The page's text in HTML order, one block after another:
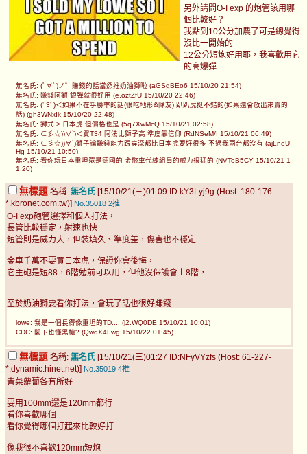
另外請問O-I exp 的炮管該用哪
個比較好？
我點到10公分加農了可是總覺得
沒比一開始的
12公分短炮好用耶，我喜歡用它
的高爆彈
無名氏: (ﾟ∀ﾟ)ノ゛賺錢的話當然推奶油獅啦 (aGSgBEo6 15/10/20 21:54)
無名氏: 賺錢阿獅 銀彈就很好用 (e.oztZfU 15/10/20 22:46)
無名氏: (ﾟ3ﾟ)＜如果不在乎勝率的話(很吃地形&隊友),趴趴虎挺不錯的(如果還會放出來賣的
話) (gh3WNxIk 15/10/20 22:48)
無名氏: 獅式 > 日本虎 但價格也是 (5q7XwMcQ 15/10/21 02:58)
無名氏: ⊂彡☆))∀`)＜買T34 阿法比獅子高 準度靠信仰 (RdNSeM/I 15/10/21 06:49)
無名氏: ⊂彡☆))∀`)獅子論賺錢能力跟穿深都比日本虎要好很多 不過我兩台都沒有 (ajLneU
Hg 15/10/21 10:50)
無名氏: 看你玩日本重坦還是德國的 金幣車代練組員的威力很猛的 (NVToB5CY 15/10/21 1
1:20)
無標題 名稱: 無名氏 [15/10/21(三)01:09 ID:kY3Lyj9g (Host: 180-176-
*.kbronet.com.tw)] No.35018 2推
O-I exp砲管選擇和個人打法，
長管比較穩定，射速也快
短管則是威力大，但裝填久、準度差，傷害也不穩定
金車千萬不要買日本虎，保證你會後悔，
它主砲是短88，6階勉前可以用，但他沒保護會上8階，
至於奶油獅要看你打法，會玩了話也很好賺錢
lowe: 我是一個長得像重坦的TD.... (j2.WQ0DE 15/10/21 10:01)
CDC: 閣下也懂黑槍? (QwqX4Fwg 15/10/22 01:45)
無標題 名稱: 無名氏 [15/10/21(三)01:27 ID:NFyVYzfs (Host: 61-227-
*.dynamic.hinet.net)] No.35019 4推
青菜蘿蔔各有所好
要用100mm還是120mm都行
看你喜歡哪個
看你覺得哪個打起來比較好打
像我很不喜歡120mm短炮